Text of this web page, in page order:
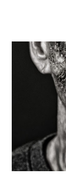
し、心の健康を
ことができる
とができます。
い アリは一生
ます。夢の中で
ことや、周囲の
とを意味するこ
蛇の攻撃に対し
す。また、イン
力する姿が語ら
い カブトムシ
どを象徴するこ
る場合、自分自